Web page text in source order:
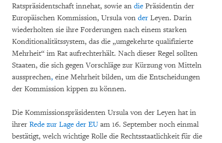
Ratspräsidentschaft innehat, sowie an die Präsidentin der
Europäischen Kommission, Ursula von der Leyen. Darin
wiederholten sie ihre Forderungen nach einem starken
Konditionalitätssystem, das die „umgekehrte qualifizierte
Mehrheit“ im Rat aufrechterhält. Nach dieser Regel sollten
Staaten, die sich gegen Vorschläge zur Kürzung von Mitteln
aussprechen, eine Mehrheit bilden, um die Entscheidungen
der Kommission kippen zu können.
Die Kommissionspräsidenten Ursula von der Leyen hat in
ihrer Rede zur Lage der EU am 16. September noch einmal
bestätigt, welch wichtige Rolle die Rechtsstaatlichkeit für die